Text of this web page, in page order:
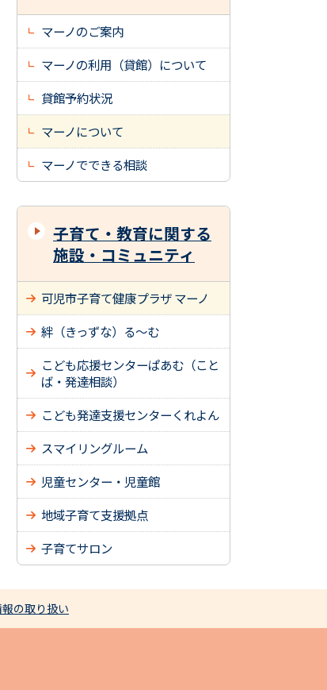
マーノのご案内
マーノの利用（貸館）について
貸館予約状況
マーノについて
マーノでできる相談
子育て・教育に関する
施設・コミュニティ
可児市子育て健康プラザ マーノ
絆（きっずな）る～む
こども応援センターぱあむ（こと
ば・発達相談）
こども発達支援センターくれよん
スマイリングルーム
児童センター・児童館
地域子育て支援拠点
子育てサロン
の取り扱い